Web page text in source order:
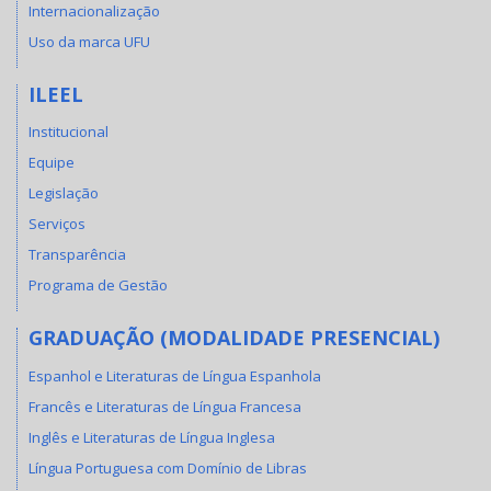
Internacionalização
Uso da marca UFU
ILEEL
Institucional
Equipe
Legislação
Serviços
Transparência
Programa de Gestão
GRADUAÇÃO (MODALIDADE PRESENCIAL)
Espanhol e Literaturas de Língua Espanhola
Francês e Literaturas de Língua Francesa
Inglês e Literaturas de Língua Inglesa
Língua Portuguesa com Domínio de Libras